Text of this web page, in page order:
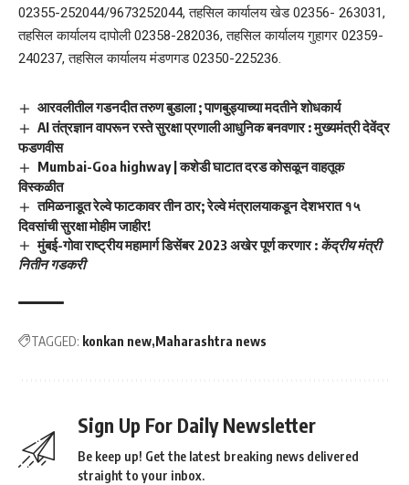
02355-252044/9673252044, तहसिल कार्यालय खेड 02356- 263031,
तहसिल कार्यालय दापोली 02358-282036, तहसिल कार्यालय गुहागर 02359-
240237, तहसिल कार्यालय मंडणगड 02350-225236.
आरवलीतील गडनदीत तरुण बुडाला ; पाणबुड्याच्या मदतीने शोधकार्य
AI तंत्रज्ञान वापरून रस्ते सुरक्षा प्रणाली आधुनिक बनवणार : मुख्यमंत्री देवेंद्र
फडणवीस
Mumbai-Goa highway | कशेडी घाटात दरड कोसळून वाहतूक
विस्कळीत
तमिळनाडूत रेल्वे फाटकावर तीन ठार; रेल्वे मंत्रालयाकडून देशभरात १५
दिवसांची सुरक्षा मोहीम जाहीर!
मुंबई-गोवा राष्ट्रीय महामार्ग डिसेंबर 2023 अखेर पूर्ण करणार : केंद्रीयमंत्री
नितीन गडकरी
TAGGED: konkan new Maharashtra news
Sign Up For Daily Newsletter
Be keep up! Get the latest breaking news delivered
straight to your inbox.